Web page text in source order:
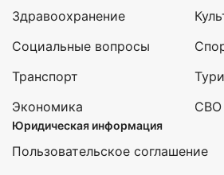
Здравоохранение
Социальные вопросы
Транспорт
Экономика
СВО
Юридическая информация
Пользовательское соглашение